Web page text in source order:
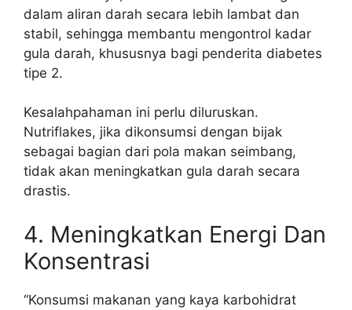
dalam aliran darah secara lebih lambat dan
stabil, sehingga membantu mengontrol kadar
gula darah, khususnya bagi penderita diabetes
tipe 2.
Kesalahpahaman ini perlu diluruskan.
Nutriflakes, jika dikonsumsi dengan bijak
sebagai bagian dari pola makan seimbang,
tidak akan meningkatkan gula darah secara
drastis.
4. Meningkatkan Energi Dan
Konsentrasi
“Konsumsi makanan yang kaya karbohidrat